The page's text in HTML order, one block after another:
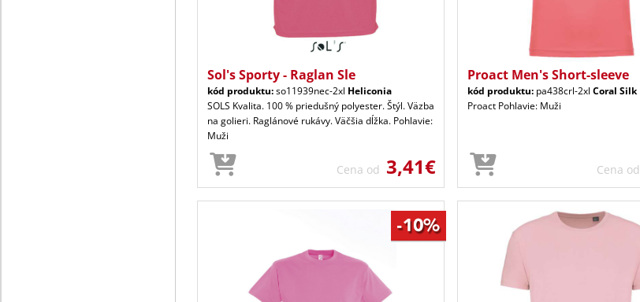
Sol's Sporty - Raglan Sle
kód produktu:so11939nec-2xl Heliconia
SOLS Kvalita. 100 % priedušný polyester. Štýl. Väzba
na golieri. Raglánové rukávy. Väčšia dĺžka. Pohlavie:
Muži
Cena od 3,41€
Proact Men's Short-sleeve
kód produktu: pa438crl-2xl Coral Silk
Proact Pohlavie: Muži
Cena od